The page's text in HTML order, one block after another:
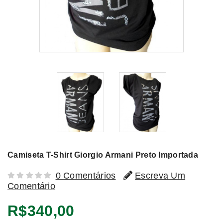
Camiseta T-Shirt Giorgio Armani Preto Importada
0 Comentários
Escreva Um
Comentário
R$340,00